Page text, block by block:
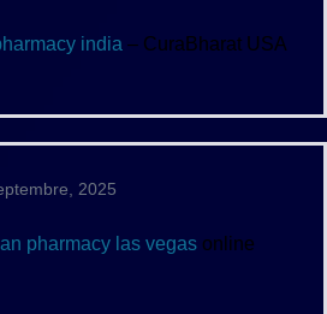
india – CuraBharat USA
2025
pharmacy las vegas online